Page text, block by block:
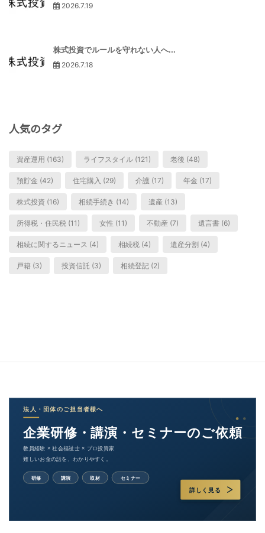
2026.7.19
株式投資でルールを守れない人へ...
2026.7.18
人気のタグ
資産運用 (163) ライフスタイル (121) 老後 (48)
預貯金 (42) 住宅購入 (29) 介護 (17) 年金 (17)
株式投資 (16) 相続手続き (14) 遺産 (13)
所得税・住民税 (11) 女性 (11) 不動産 (7) 遺言書 (6)
相続に関するニュース (4) 相続税 (4) 遺産分割 (4)
戸籍 (3) 投資信託 (3) 相続登記 (2)